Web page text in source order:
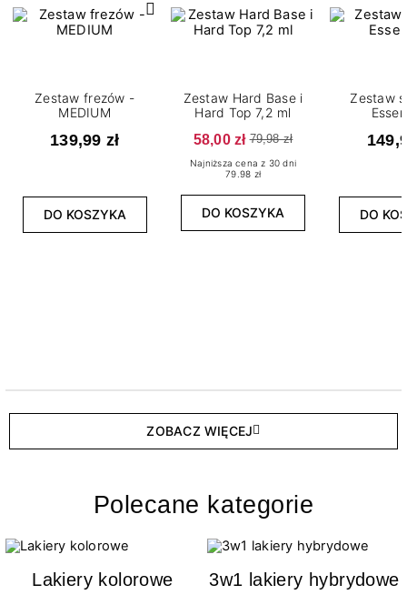
Zestaw frezów -
MEDIUM
139,99 zł
DO KOSZYKA
Zestaw Hard Base i
Hard Top 7,2 ml
58,00 zł 79,98 zł
Najniższa cena z 30 dni
79.98 zł
DO KOSZYKA
Zestaw
DO
ZOBACZ WIĘCEJ
Polecane kategorie
Lakiery kolorowe 3w1 lakiery hybrydowe